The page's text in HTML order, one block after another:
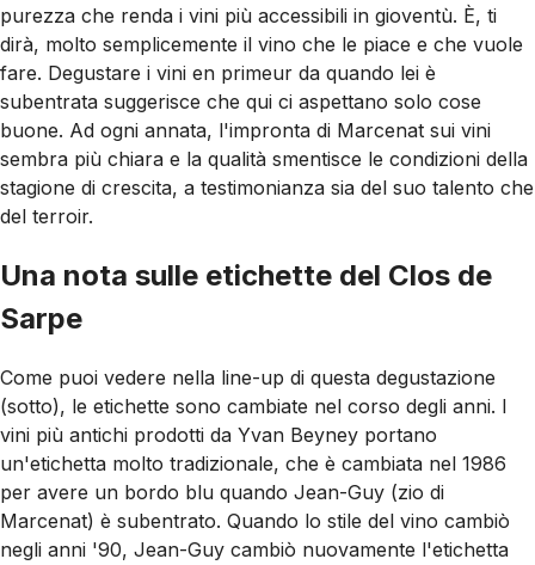
purezza che renda i vini più accessibili in gioventù. È, ti
dirà, molto semplicemente il vino che le piace e che vuole
fare. Degustare i vini en primeur da quando lei è
subentrata suggerisce che qui ci aspettano solo cose
buone. Ad ogni annata, l'impronta di Marcenat sui vini
sembra più chiara e la qualità smentisce le condizioni della
stagione di crescita, a testimonianza sia del suo talento che
del terroir.
Una nota sulle etichette del Clos de
Sarpe
Come puoi vedere nella line-up di questa degustazione
(sotto), le etichette sono cambiate nel corso degli anni. I
vini più antichi prodotti da Yvan Beyney portano
un'etichetta molto tradizionale, che è cambiata nel 1986
per avere un bordo blu quando Jean-Guy (zio di
Marcenat) è subentrato. Quando lo stile del vino cambiò
negli anni '90, Jean-Guy cambiò nuovamente l'etichetta